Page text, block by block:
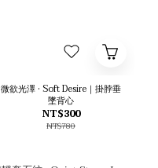
微欲光澤 • Soft Desire｜掛脖垂
墜背心
NT$300
NT$780